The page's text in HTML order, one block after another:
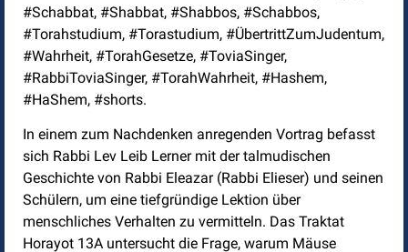
#Schabbat, #Shabbat, #Shabbos, #Schabbos,
#Torahstudium, #Torastudium, #ÜbertrittZumJudentum,
#Wahrheit, #TorahGesetze, #ToviaSinger,
#RabbiToviaSinger, #TorahWahrheit, #Hashem,
#HaShem, #shorts.
In einem zum Nachdenken anregenden Vortrag befasst
sich Rabbi Lev Leib Lerner mit der talmudischen
Geschichte von Rabbi Eleazar (Rabbi Elieser) und seinen
Schülern, um eine tiefgründige Lektion über
menschliches Verhalten zu vermitteln. Das Traktat
Horayot 13A untersucht die Frage, warum Mäuse